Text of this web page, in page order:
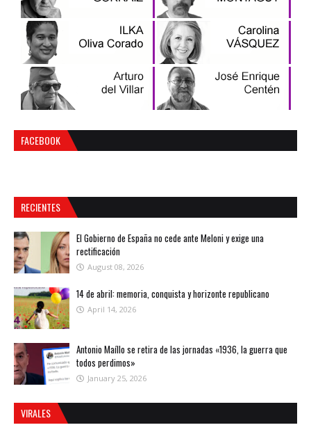
FACEBOOK
RECIENTES
El Gobierno de España no cede ante Meloni y exige una
rectificación
August 08, 2026
14 de abril: memoria, conquista y horizonte republicano
April 14, 2026
Antonio Maíllo se retira de las jornadas «1936, la guerra que
todos perdimos»
January 25, 2026
VIRALES